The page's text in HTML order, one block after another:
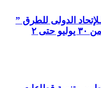
الدولى للطرق ”
IRF ” لمنطقة البحر الكاريبي من ٣٠ يوليو حتى ٢